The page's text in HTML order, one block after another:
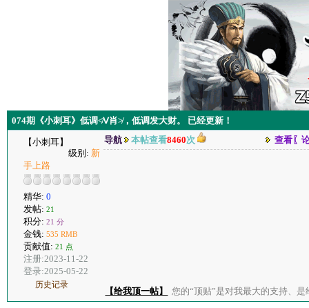
074期《小刺耳》低调≮Ⅴ肖≯，低调发大财。 已经更新！
【小刺耳】
级别: 新
手上路
精华: 0
发帖: 21
积分: 21 分
金钱: 535 RMB
贡献值: 21 点
注册:2023-11-22
登录:2025-05-22
历史记录
导航 本帖查看8460次 查看〖
【给我顶一帖】 您的“顶贴”是对我最大的支持、